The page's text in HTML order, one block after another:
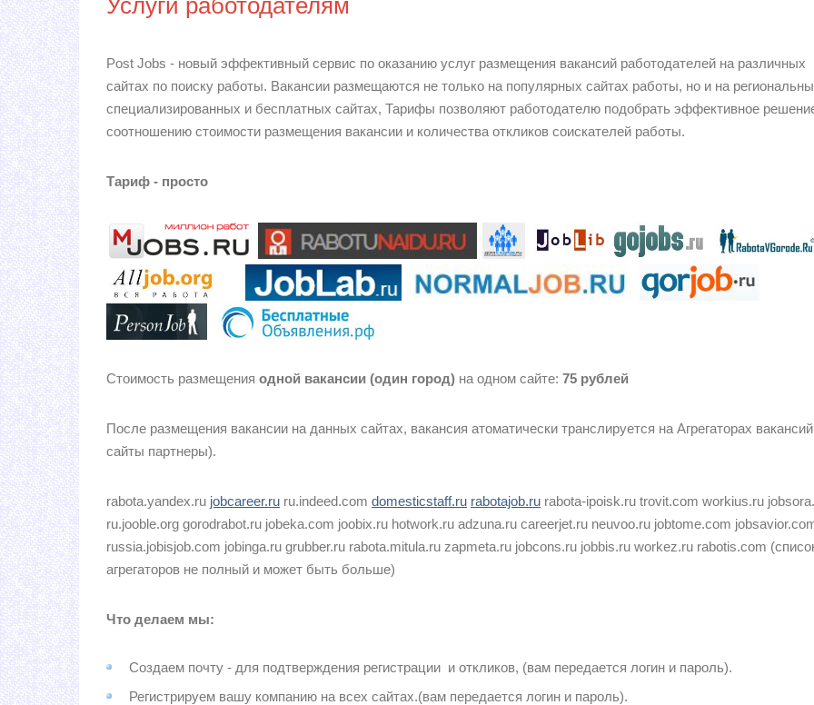
Услуги работодателям
Post Jobs - новый эффективный сервис по оказанию услуг размещения вакансий работодателей на различных
сайтах по поиску работы. Вакансии размещаются не только на популярных сайтах работы, но и на
специализированных и бесплатных сайтах, Тарифы позволяют работодателю подобрать эффективное
соотношению стоимости размещения вакансии и количества откликов соискателей работы.
Тариф - просто
Стоимость размещения одной вакансии (один город) на одном сайте: 75 рублей
После размещения вакансии на данных сайтах, вакансия атоматически транслируется на Агрегаторах
сайты партнеры).
rabota.yandex.ru jobcareer.ru ru.indeed.com domesticstaff.ru rabotajob.ru rabota-ipoisk.ru trovit.com workius.ru
ru.jooble.org gorodrabot.ru jobeka.com joobix.ru hotwork.ru adzuna.ru careerjet.ru neuvoo.ru jobtome.com
russia.jobisjob.com jobinga.ru grubber.ru rabota.mitula.ru zapmeta.ru jobcons.ru jobbis.ru workez.ru rabotis.com
агрегаторов не полный и может быть больше)
Что делаем мы:
Создаем почту - для подтверждения регистрации и откликов, (вам передается логин и пароль).
Регистрируем вашу компанию на всех сайтах.(вам передается логин и пароль).